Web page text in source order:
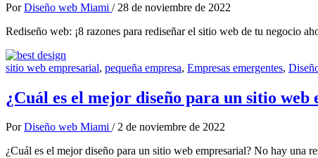
PorDiseño web Miami / 28 de noviembre de 2022
Rediseño web: ¡8 razones para rediseñar el sitio web de tu negocio
sitio web empresarial, pequeña empresa, Empresas emergentes,
¿Cuál es el mejor diseño para un sitio web
PorDiseño web Miami /2 de noviembre de 2022
¿Cuál es el mejor diseño para un sitio web empresarial? No hay una